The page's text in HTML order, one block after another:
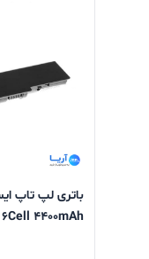
6Cell 4400mAh